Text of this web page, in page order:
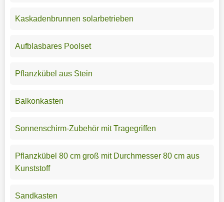
Kaskadenbrunnen solarbetrieben
Aufblasbares Poolset
Pflanzkübel aus Stein
Balkonkasten
Sonnenschirm-Zubehör mit Tragegriffen
Pflanzkübel 80 cm groß mit Durchmesser 80 cm aus
Kunststoff
Sandkasten